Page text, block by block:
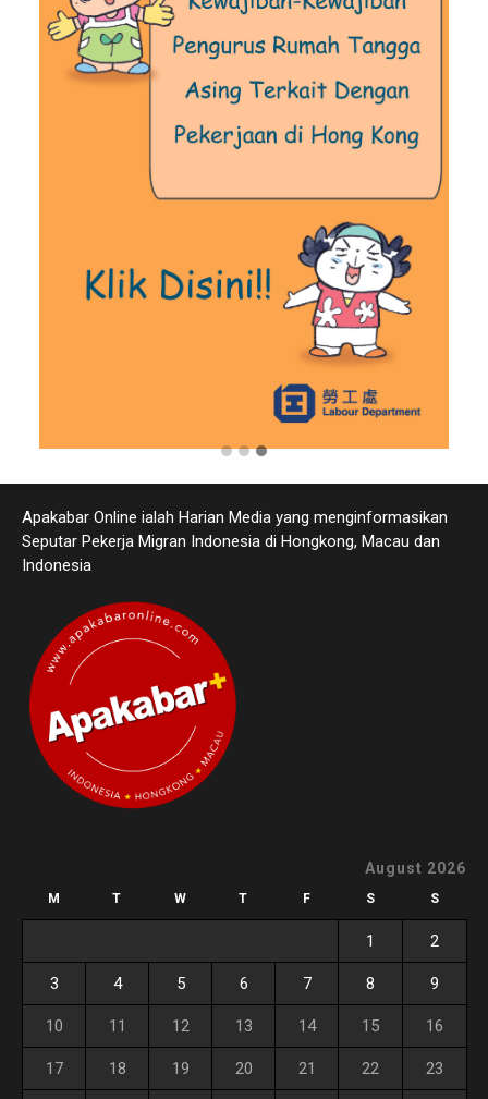
Apakabar Online ialah Harian Media yang menginformasikan
Seputar Pekerja Migran Indonesia di Hongkong, Macau dan
Indonesia
August 2026
M T W T F S S
1 2
3 4 5 6 7 8 9
10 11 12 13 14 15 16
17 18 19 20 21 22 23